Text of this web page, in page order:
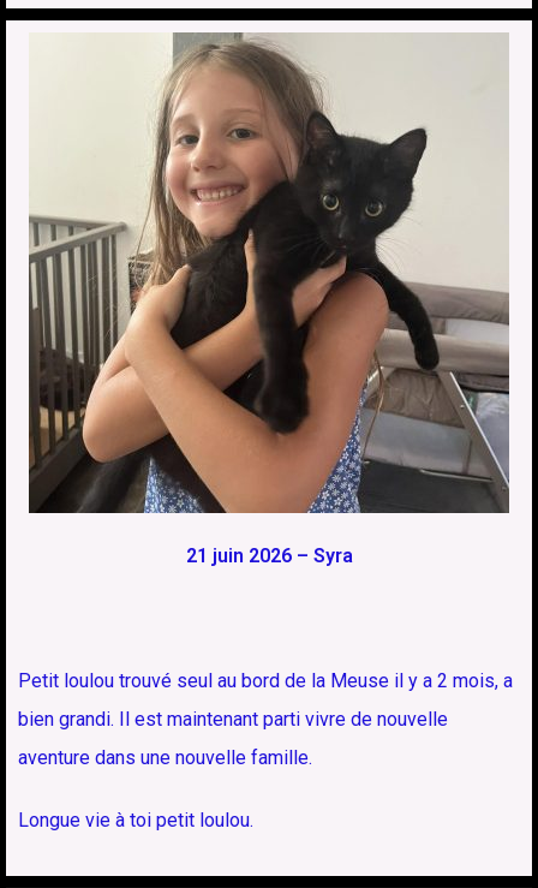
21 juin 2026 – Syra
Petit loulou trouvé seul au bord de la Meuse il y a 2 mois, a
bien grandi. Il est maintenant parti vivre de nouvelle
aventure dans une nouvelle famille.
Longue vie à toi petit loulou.